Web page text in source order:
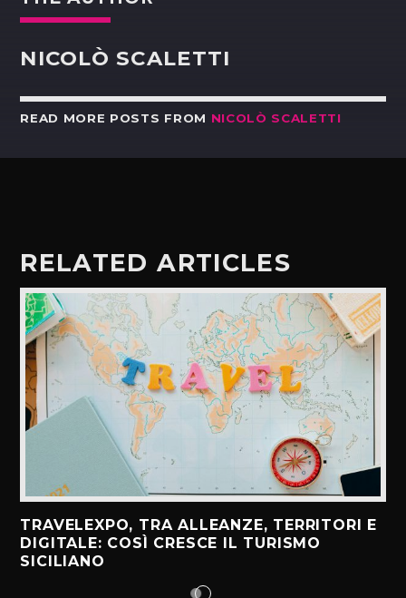
NICOLÒ SCALETTI
READ MORE POSTS FROM NICOLÒ SCALETTI
RELATED ARTICLES
TRAVELEXPO, TRA ALLEANZE, TERRITORI E
DIGITALE: COSÌ CRESCE IL TURISMO
SICILIANO